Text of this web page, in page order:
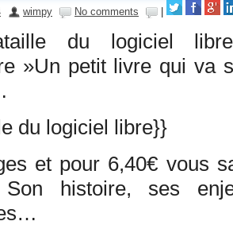
wimpy No comments
du logiciel
»Un petit livre qui va
du logiciel libre}}
et pour 6,40€ vous
histoire, ses